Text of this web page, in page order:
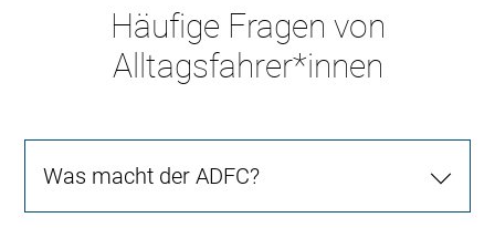
Häufige Fragen von
Alltagsfahrer*innen
Was macht der ADFC?